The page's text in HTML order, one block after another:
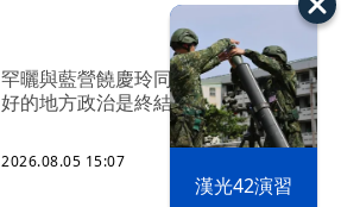
漢光42演習
罕曬與藍營饒慶玲同框照 蔡英文：
好的地方政治是終結對立、彼此接力
2026.08.05 15:07